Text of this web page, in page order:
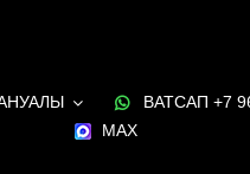
ВАТСАП +7
MAX